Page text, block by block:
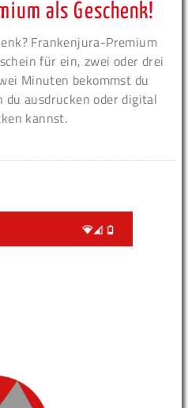
als Geschenk!
Frankenjura-Premium
für ein, zwei oder drei
Minuten bekommst du
du ausdrucken oder digital
kannst.